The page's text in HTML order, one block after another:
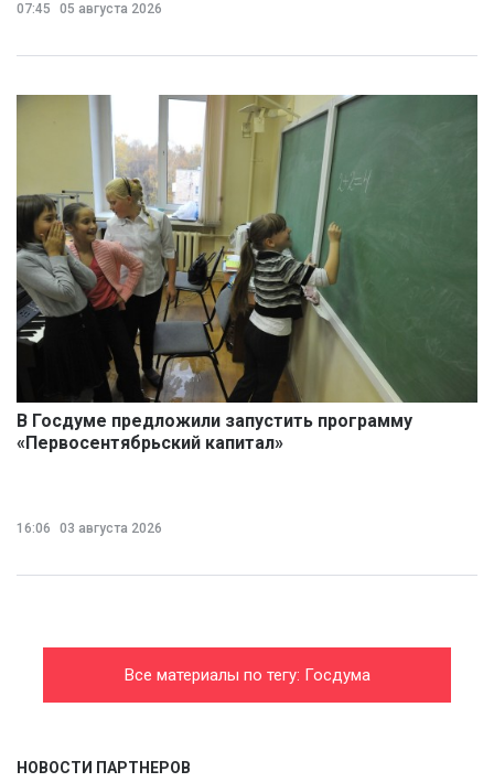
07:45 05 августа 2026
В Госдуме предложили запустить программу
«Первосентябрьский капитал»
16:06 03 августа 2026
Все материалы по тегу: Госдума
НОВОСТИ ПАРТНЕРОВ